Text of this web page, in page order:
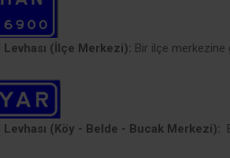
Levhası (İlçe Merkezi): Bir ilçe merkezine
Levhası (Köy - Belde - Bucak Merkezi):